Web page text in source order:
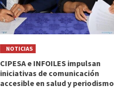
NOTICIAS
CIPESA e INFOILES impulsan
iniciativas de comunicación
accesible en salud y periodismo